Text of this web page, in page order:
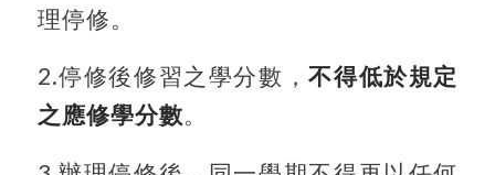
理停修。
2.停修後修習之學分數，不得低於規定
之應修學分數。